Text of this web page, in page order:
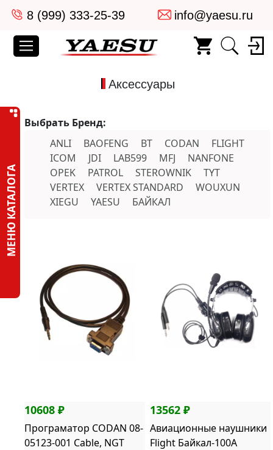
8 (999) 333-25-39 info@yaesu.ru
Аксессуары
МЕНЮ КАТАЛОГА
Выбрать Бренд:
ANLI
BAOFENG BT CODAN
FLIGHT
ICOM
JDI LAB599 MFJ
NANFONE
OPEK
PATROL STEROWNIK
TYT
VERTEX
VERTEX STANDARD
WOUXUN
XIEGU
YAESU БАЙКАЛ
10608 ₽
Програматор CODAN 08-
05123-001 Cable, NGT
13562 ₽
Авиационные наушники
Flight Байкал-100A